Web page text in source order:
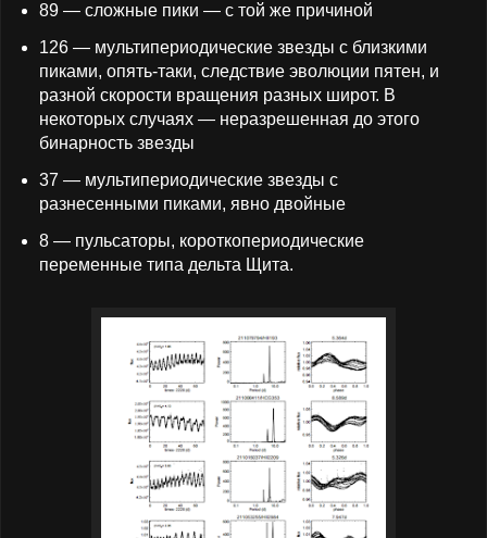
89 — сложные пики — с той же причиной
126 — мультипериодические звезды с близкими
пиками, опять-таки, следствие эволюции пятен, и
разной скорости вращения разных широт. В
некоторых случаях — неразрешенная до этого
бинарность звезды
37 — мультипериодические звезды с
разнесенными пиками, явно двойные
8 — пульсаторы, короткопериодические
переменные типа дельта Щита.